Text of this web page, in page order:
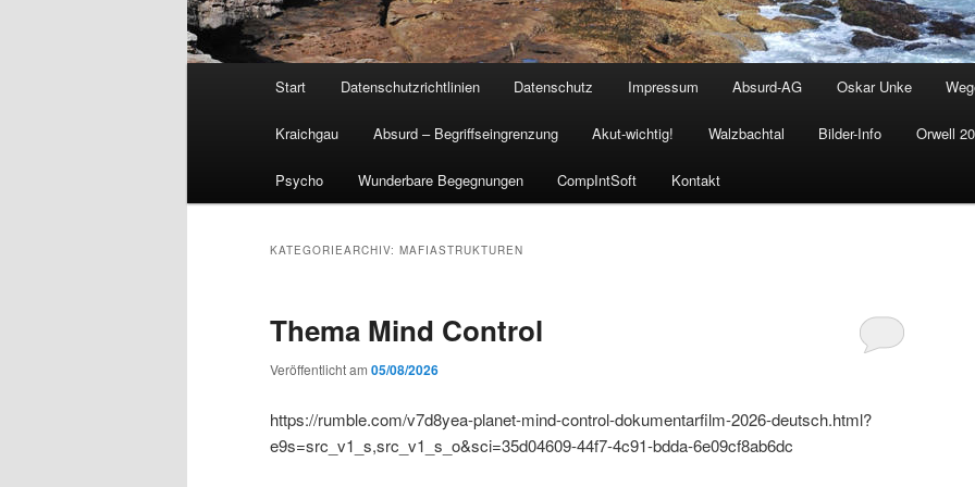
Start Datenschutzrichtlinien Datenschutz Impressum Absurd-AG Oskar Unke
Kraichgau Absurd – Begriffseingrenzung Akut-wichtig! Walzbachtal Bilder-Info Orwell
Psycho Wunderbare Begegnungen CompIntSoft Kontakt
KATEGORIEARCHIV: MAFIASTRUKTUREN
Thema Mind Control
Veröffentlicht am 05/08/2026
https://rumble.com/v7d8yea-planet-mind-control-dokumentarfilm-2026-deutsch.html?
e9s=src_v1_s,src_v1_s_o&sci=35d04609-44f7-4c91-bdda-6e09cf8ab6dc